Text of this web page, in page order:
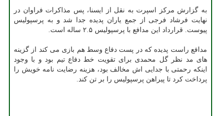
به گزارش مرکز اسپرت به نقل از ایسنا، پس مذاکرات فراوان در
نهایت فرشاد فرجی از جمع یاران پدیده جدا شد و به پرسپولیس
پیوست. قرارداد این مدافع با پرسپولیس ۲.۵ ساله است.
مدافع راست پدیده که در پست دفاع وسط هم بازی می کند از گزینه
های مد نظر گل محمدی برای تقویت خط دفاع تیم بود و با وجود
اینکه رحمتی با جدایی اش مخالف بود، هزینه رضایت نامه خویش را
پرداخت کرد تا پیراهن پرسپولیس را بر تن کند.